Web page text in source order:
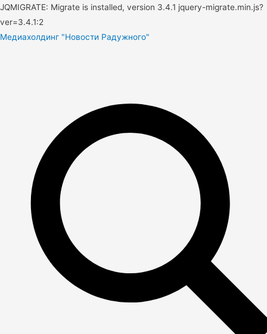
JQMIGRATE: Migrate is installed, version 3.4.1 jquery-migrate.min.js?
ver=3.4.1:2
Медиахолдинг "Новости Радужного"